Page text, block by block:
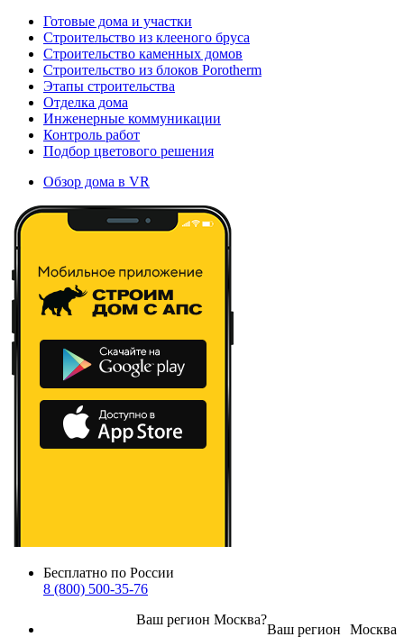
Готовые дома и участки
Строительство из клееного бруса
Строительство каменных домов
Строительство из блоков Porotherm
Этапы строительства
Отделка дома
Инженерные коммуникации
Контроль работ
Подбор цветового решения
Обзор дома в VR
Бесплатно по России
8 (800) 500-35-76
Москва
Ваш регион
Ваш регион Москва?